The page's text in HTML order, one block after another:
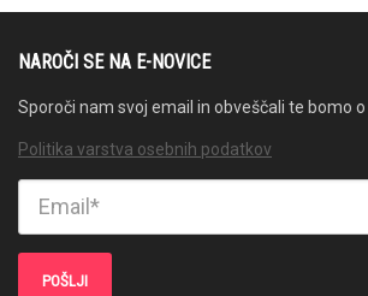
NAROČI SE NA E-NOVICE
Sporoči nam svoj email in obveščali te bomo
Politika varstva osebnih podatkov